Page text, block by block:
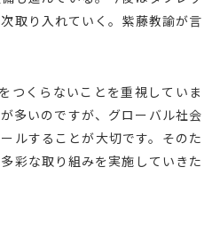
取り入れていく。紫藤教諭が言
つくらないことを重視していま
多いのですが、グローバル社会
ルすることが大切です。そのた
彩な取り組みを実施していきた